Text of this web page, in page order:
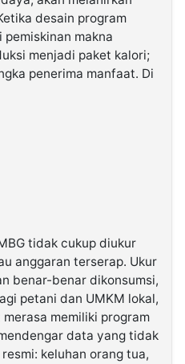
desain program
makna
menjadi paket kalori;
penerima manfaat. Di
tidak cukup diukur
anggaran terserap. Ukur
benar-benar dikonsumsi,
petani dan UMKM lokal,
memiliki program
data yang tidak
keluhan orang tua,